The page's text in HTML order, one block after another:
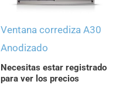
Ventana corrediza A30
Anodizado
Necesitas estar registrado
para ver los precios